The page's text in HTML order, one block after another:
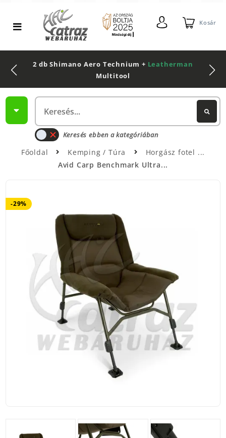
Kosár
2 db Shimano Aero Technium + Leatherman
Multitool
Keresés ebben a kategóriában
Főoldal Kemping / Túra
Horgász fotel
Avid Carp Benchmark Ultra...
-29%